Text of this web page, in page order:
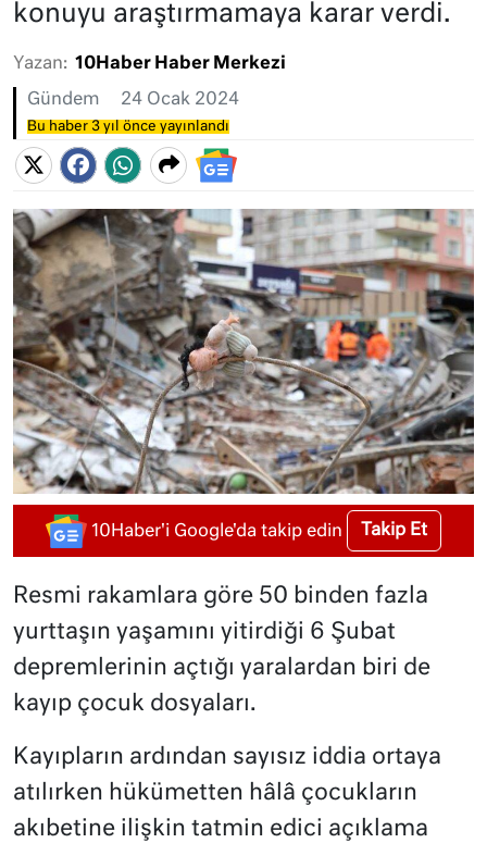
konuyu araştırmamaya karar verdi.
Yazan: 10Haber Haber Merkezi
Gündem 24 Ocak 2024
Bu haber 3 yıl önce yayınlandı
10Haber'i Google'da takip edin Takip Et
Resmi rakamlara göre 50 binden fazla
yurttaşın yaşamını yitirdiği 6 Şubat
depremlerinin açtığı yaralardan biri de
kayıp çocuk dosyaları.
Kayıpların ardından sayısız iddia ortaya
atılırken hükümetten hâlâ çocukların
akıbetine ilişkin tatmin edici açıklama